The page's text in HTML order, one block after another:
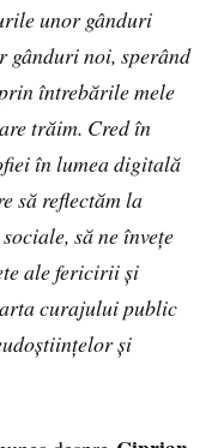
unor gânduri
gânduri noi, sperând
întrebările mele
trăim. Cred în
în lumea digitală
să reflectăm la
să ne învețe
ale fericirii și
curajului public
și